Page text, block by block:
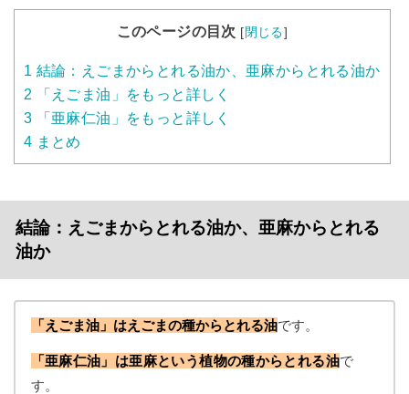
このページの目次 [閉じる]
1 結論：えごまからとれる油か、亜麻からとれる油か
2 「えごま油」をもっと詳しく
3 「亜麻仁油」をもっと詳しく
4 まとめ
結論：えごまからとれる油か、亜麻からとれる
油か
「えごま油」はえごまの種からとれる油です。
「亜麻仁油」は亜麻という植物の種からとれる油で
す。